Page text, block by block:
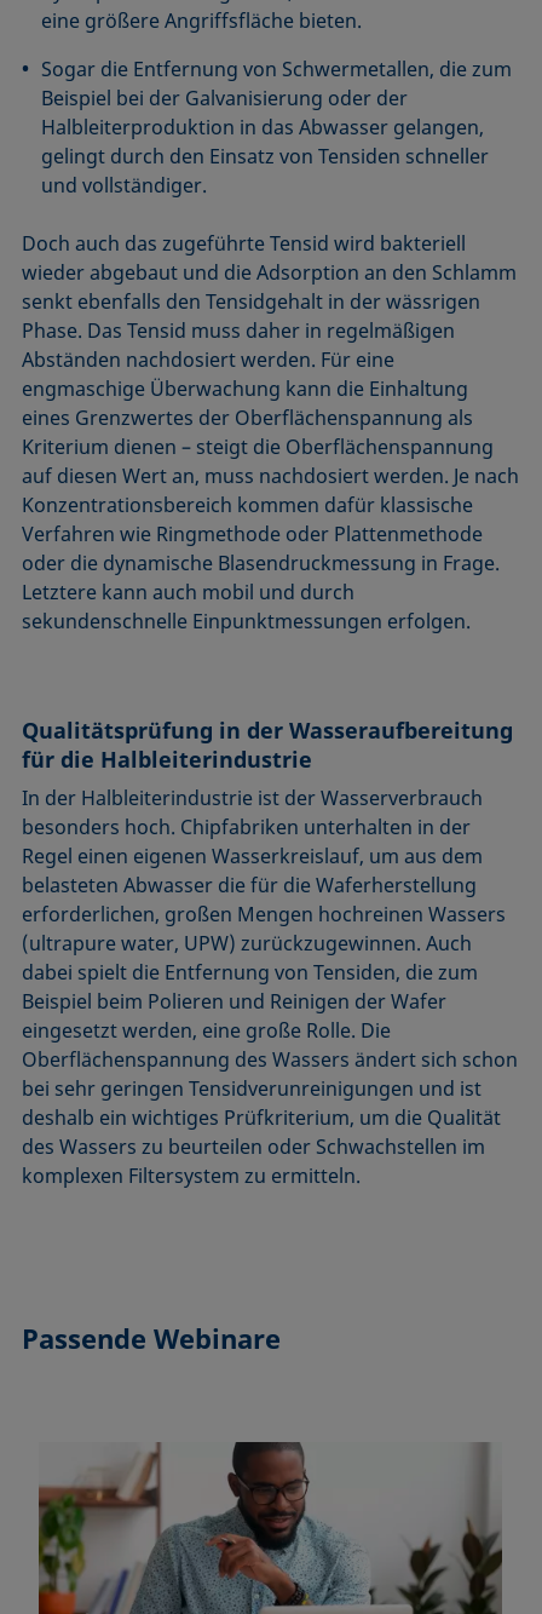
eine größere Angriffsfläche bieten.
Sogar die Entfernung von Schwermetallen, die zum
Beispiel bei der Galvanisierung oder der
Halbleiterproduktion in das Abwasser gelangen,
gelingt durch den Einsatz von Tensiden schneller
und vollständiger.
Doch auch das zugeführte Tensid wird bakteriell
wieder abgebaut und die Adsorption an den Schlamm
senkt ebenfalls den Tensidgehalt in der wässrigen
Phase. Das Tensid muss daher in regelmäßigen
Abständen nachdosiert werden. Für eine
engmaschige Überwachung kann die Einhaltung
eines Grenzwertes der Oberflächenspannung als
Kriterium dienen – steigt die Oberflächenspannung
auf diesen Wert an, muss nachdosiert werden. Je nach
Konzentrationsbereich kommen dafür klassische
Verfahren wie Ringmethode oder Plattenmethode
oder die dynamische Blasendruckmessung in Frage.
Letztere kann auch mobil und durch
sekundenschnelle Einpunktmessungen erfolgen.
Qualitätsprüfung in der Wasseraufbereitung
für die Halbleiterindustrie
In der Halbleiterindustrie ist der Wasserverbrauch
besonders hoch. Chipfabriken unterhalten in der
Regel einen eigenen Wasserkreislauf, um aus dem
belasteten Abwasser die für die Waferherstellung
erforderlichen, großen Mengen hochreinen Wassers
(ultrapure water, UPW) zurückzugewinnen. Auch
dabei spielt die Entfernung von Tensiden, die zum
Beispiel beim Polieren und Reinigen der Wafer
eingesetzt werden, eine große Rolle. Die
Oberflächenspannung des Wassers ändert sich schon
bei sehr geringen Tensidverunreinigungen und ist
deshalb ein wichtiges Prüfkriterium, um die Qualität
des Wassers zu beurteilen oder Schwachstellen im
komplexen Filtersystem zu ermitteln.
Passende Webinare